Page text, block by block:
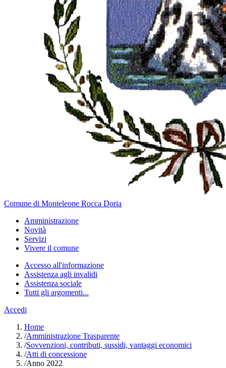
Comune di Monteleone Rocca Doria
Amministrazione
Novità
Servizi
Vivere il comune
Accesso all'informazione
Assistenza agli invalidi
Assistenza sociale
Tutti gli argomenti...
Accedi
Home
/Amministrazione Trasparente
/Sovvenzioni, contributi, sussidi, vantaggi economici
/Atti di concessione
/Anno 2022